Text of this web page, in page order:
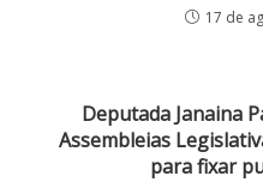
17 de
Deputada Janaina
Assembleias
para fixar